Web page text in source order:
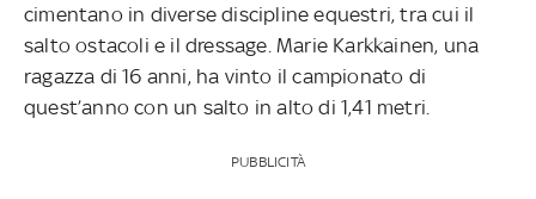
cimentano in diverse discipline equestri, tra cui il
salto ostacoli e il dressage. Marie Karkkainen, una
ragazza di 16 anni, ha vinto il campionato di
quest’anno con un salto in alto di 1,41 metri.
PUBBLICITÀ